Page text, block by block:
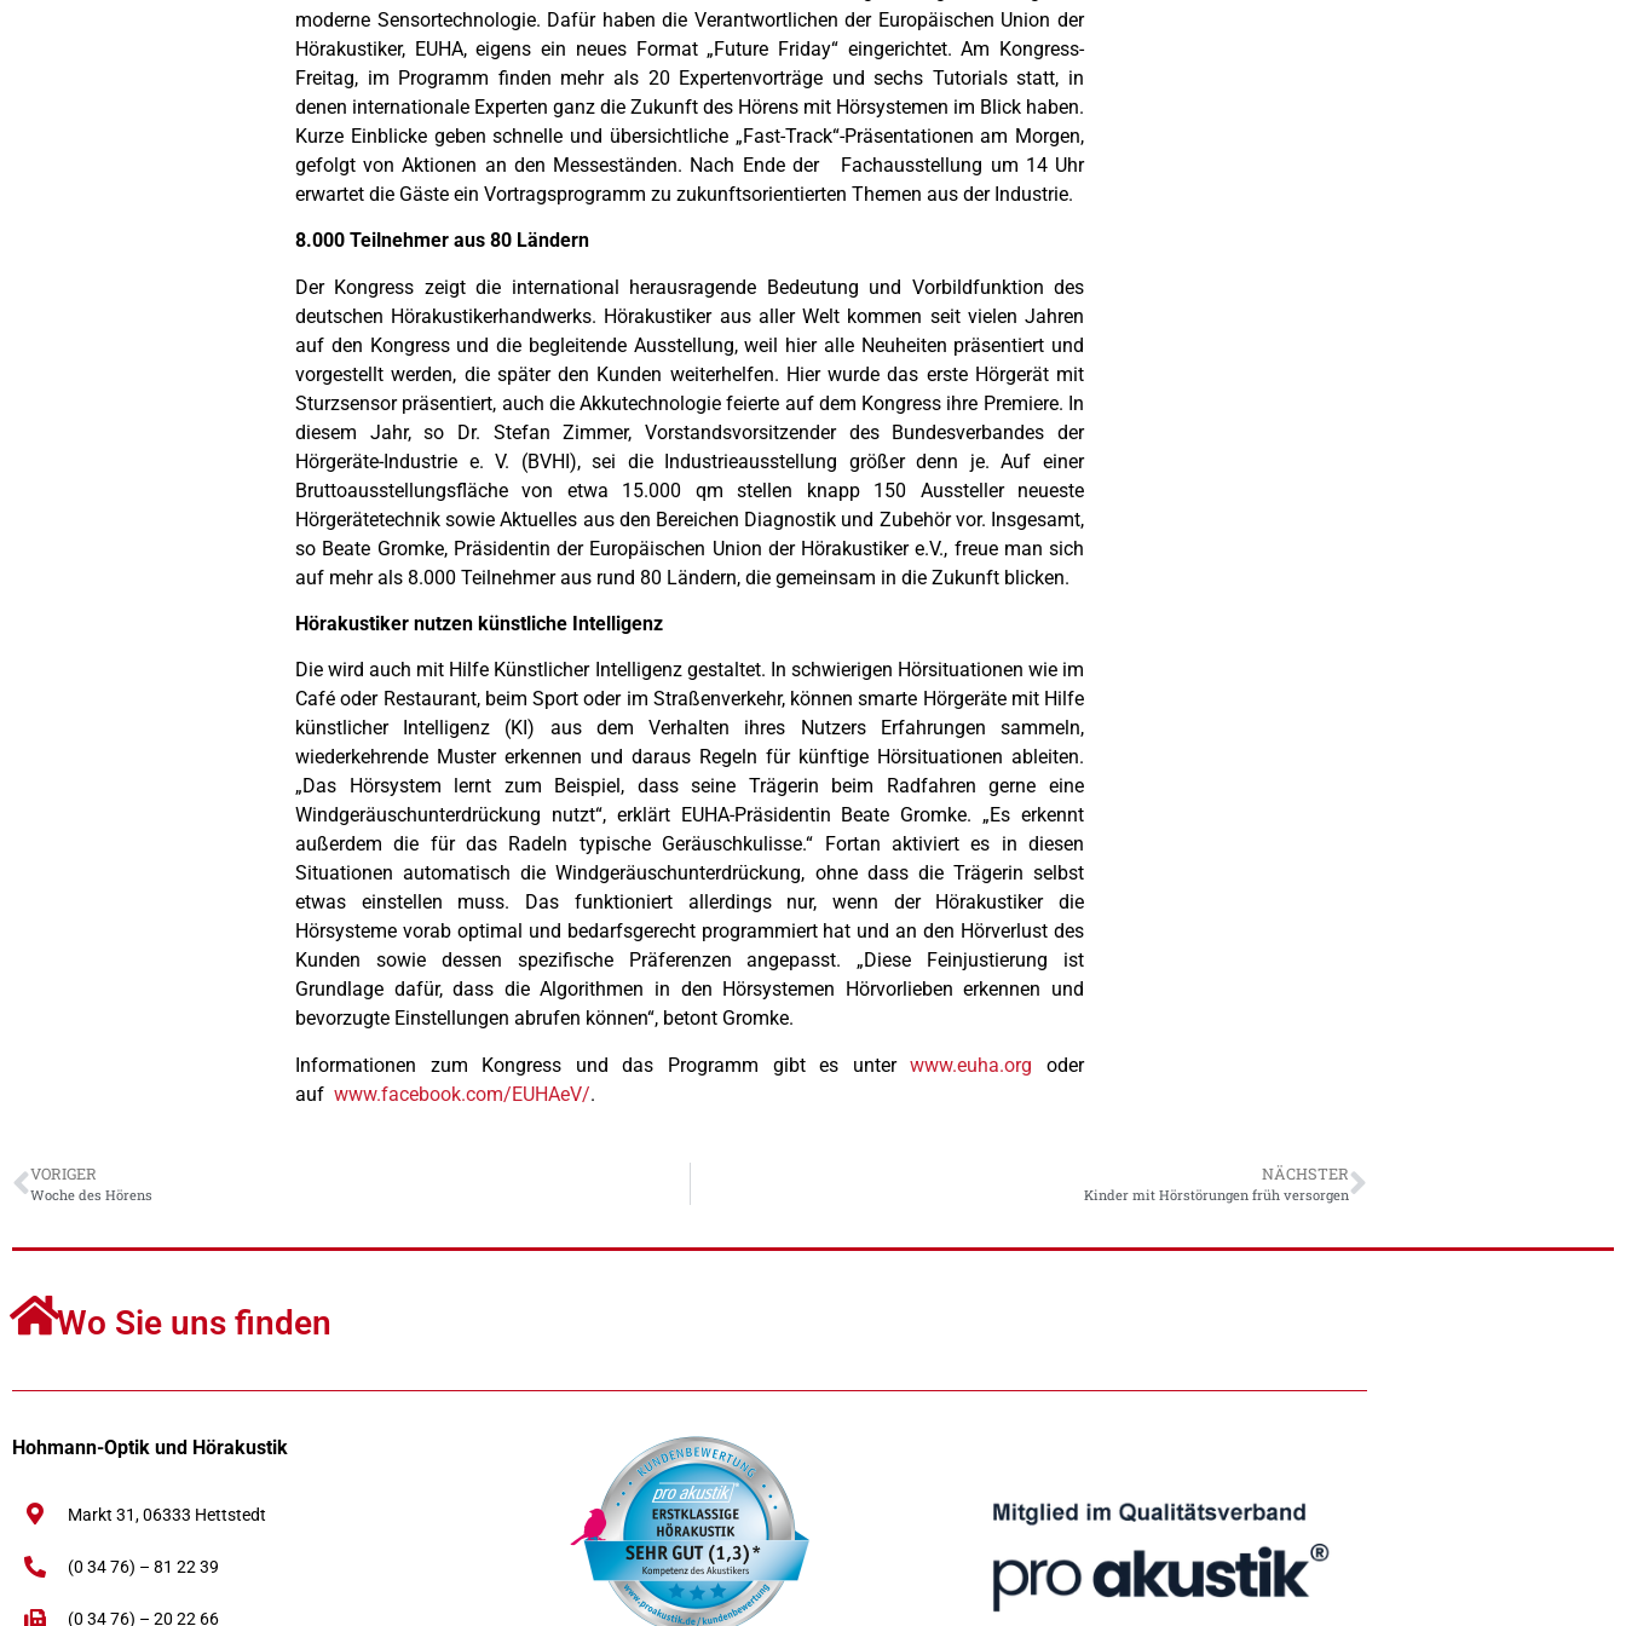
moderne Sensortechnologie. Dafür haben die Verantwortlichen der Europäischen Union der
Hörakustiker, EUHA, eigens ein neues Format „Future Friday“ eingerichtet. Am Kongress-
Freitag, im Programm finden mehr als 20 Expertenvorträge und sechs Tutorials statt, in
denen internationale Experten ganz die Zukunft des Hörens mit Hörsystemen im Blick haben.
Kurze Einblicke geben schnelle und übersichtliche „Fast-Track“-Präsentationen am Morgen,
gefolgt von Aktionen an den Messeständen. Nach Ende der Fachausstellung um 14 Uhr
erwartet die Gäste ein Vortragsprogramm zu zukunftsorientierten Themen aus der Industrie.
8.000 Teilnehmer aus 80 Ländern
Der Kongress zeigt die international herausragende Bedeutung und Vorbildfunktion des
deutschen Hörakustikerhandwerks. Hörakustiker aus aller Welt kommen seit vielen Jahren
auf den Kongress und die begleitende Ausstellung, weil hier alle Neuheiten präsentiert und
vorgestellt werden, die später den Kunden weiterhelfen. Hier wurde das erste Hörgerät mit
Sturzsensor präsentiert, auch die Akkutechnologie feierte auf dem Kongress ihre Premiere. In
diesem Jahr, so Dr. Stefan Zimmer, Vorstandsvorsitzender des Bundesverbandes der
Hörgeräte-Industrie e. V. (BVHI), sei die Industrieausstellung größer denn je. Auf einer
Bruttoausstellungsfläche von etwa 15.000 qm stellen knapp 150 Aussteller neueste
Hörgerätetechnik sowie Aktuelles aus den Bereichen Diagnostik und Zubehör vor. Insgesamt,
so Beate Gromke, Präsidentin der Europäischen Union der Hörakustiker e.V., freue man sich
auf mehr als 8.000 Teilnehmer aus rund 80 Ländern, die gemeinsam in die Zukunft blicken.
Hörakustiker nutzen künstliche Intelligenz
Die wird auch mit Hilfe Künstlicher Intelligenz gestaltet. In schwierigen Hörsituationen wie im
Café oder Restaurant, beim Sport oder im Straßenverkehr, können smarte Hörgeräte mit Hilfe
künstlicher Intelligenz (KI) aus dem Verhalten ihres Nutzers Erfahrungen sammeln,
wiederkehrende Muster erkennen und daraus Regeln für künftige Hörsituationen ableiten.
„Das Hörsystem lernt zum Beispiel, dass seine Trägerin beim Radfahren gerne eine
Windgeräuschunterdrückung nutzt“, erklärt EUHA-Präsidentin Beate Gromke. „Es erkennt
außerdem die für das Radeln typische Geräuschkulisse.“ Fortan aktiviert es in diesen
Situationen automatisch die Windgeräuschunterdrückung, ohne dass die Trägerin selbst
etwas einstellen muss. Das funktioniert allerdings nur, wenn der Hörakustiker die
Hörsysteme vorab optimal und bedarfsgerecht programmiert hat und an den Hörverlust des
Kunden sowie dessen spezifische Präferenzen angepasst. „Diese Feinjustierung ist
Grundlage dafür, dass die Algorithmen in den Hörsystemen Hörvorlieben erkennen und
bevorzugte Einstellungen abrufen können“, betont Gromke.
Informationen zum Kongress und das Programm gibt es unterwww.euha.org oder
auf www.facebook.com/EUHAeV/.
VORIGER
Woche des Hörens
NÄCHSTER
Kinder mit Hörstörungen früh versorgen
Wo Sie uns finden
Hohmann-Optik und Hörakustik
Markt 31,06333 Hettstedt
(0 34 76) – 81 22 39
(0 34 76) – 20 22 66